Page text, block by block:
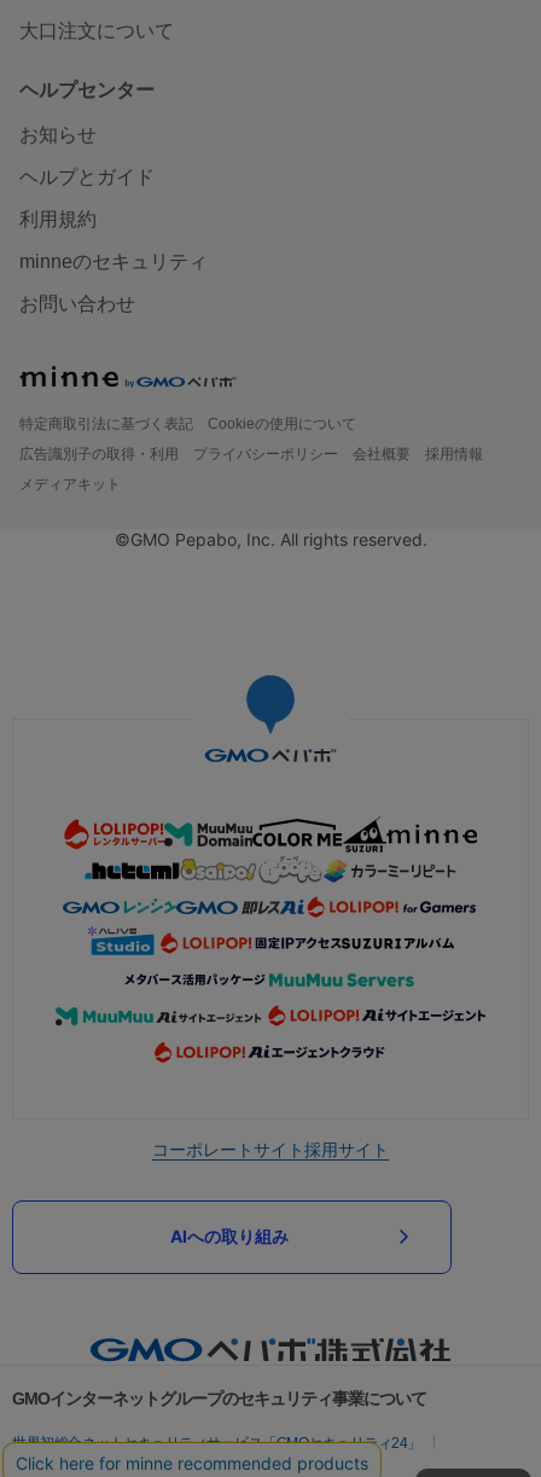
大口注文について
ヘルプセンター
お知らせ
ヘルプとガイド
利用規約
minneのセキュリティ
お問い合わせ
特定商取引法に基づく表記
Cookieの使用について
広告識別子の取得・利用
プライバシーポリシー 会社概要
採用情報
メディアキット
©GMO Pepabo, Inc. All rights reserved.
コーポレートサイト採用サイト
AIへの取り組み
GMOインターネットグループのセキュリティ事業について
世界初総合ネットセキュリティサービス「GMOセキュリティ24」
パスワード漏洩診断
Webサイトリスク診断